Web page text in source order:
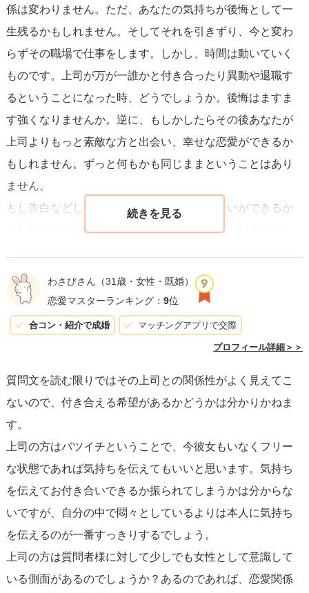
ていないそうです。職場全体に知れ渡ると、彼女の方が働
きづらくなり仕事を辞める可能性についても話をされてい
ました。入籍にもこだわっていないそうです。でも、それ
もそれで幸せの形ですよね。
人を好きになれることは素晴らしいのですよ。歳の差があ
っても、上司であったとしてもです。一度きりの人生で
す。周りがどうとか、過去がどうだったかではありませ
ん。あなたが幸せだと感じる選択をしてください。上手く
いくことを願っています。
係は変わりません。ただ、あなたの気持ちが後悔として一
生残るかもしれません。そしてそれを引きずり、今と変わ
らずその職場で仕事をします。しかし、時間は動いていく
ものです。上司が万が一誰かと付き合ったり異動や退職す
るということになった時、どうでしょうか。後悔はますま
す強くなりませんか。逆に、もしかしたらその後あなたが
上司よりもっと素敵な方と出会い、幸せな恋愛ができるか
もしれません。ずっと何もかも同じままということはあり
ません。
もし告白などした場合、上手くいきお付き合いができるか
もしれません。もしくは断られ悲しい気持ちになるかもし
たことで少しは自信につながるかもしれません。もしくは
職場にいづらくなり最悪辞めることになるかもしれませ
ん。それでも新しい職場で新しい人生を始められ、もっと
ゃるかもしれませんが、つまり質問の「今後の為に良い
か」は、どんな行動を起こしても今後はどうなるかわから
ないので、良いかどうかの判断もとても難しいです。
ただ諦めることができないのでしたら、告白など何か行動
してみても良いと思いますよ。最悪なのは、行動しないう
ちに他の誰かに上司をとられ後悔することだと思います
が、いかがでしょうか？
心苦しいと思いますが、どうか悩むことは無駄ではないと
ポジティブにいてください。あと、容姿に関して否定的に
ならずいてください。世の中容姿に関して情報が飛び交い
わさびさん （31歳・女性・既婚）
恋愛マスターランキング： 9位
合コン・紹介で成婚 マッチングアプリで交際
プロフィール詳細＞＞
質問文を読む限りではその上司との関係性がよく見えてこ
ないので、付き合える希望があるかどうかは分かりかねま
す。
上司の方はバツイチということで、今彼女もいなくフリー
な状態であれば気持ちを伝えてもいいと思います。気持ち
を伝えてお付き合いできるか振られてしまうかは分からな
いですが、自分の中で悶々としているよりは本人に気持ち
を伝えるのが一番すっきりするでしょう。
上司の方は質問者様に対して少しでも女性として意識して
いる側面があるのでしょうか？あるのであれば、恋愛関係